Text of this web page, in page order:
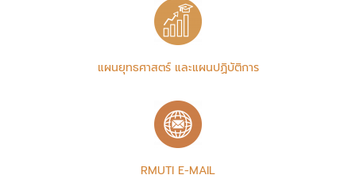
แผนยุทธศาสตร์ และแผนปฏิบัติการ
RMUTI E-MAIL